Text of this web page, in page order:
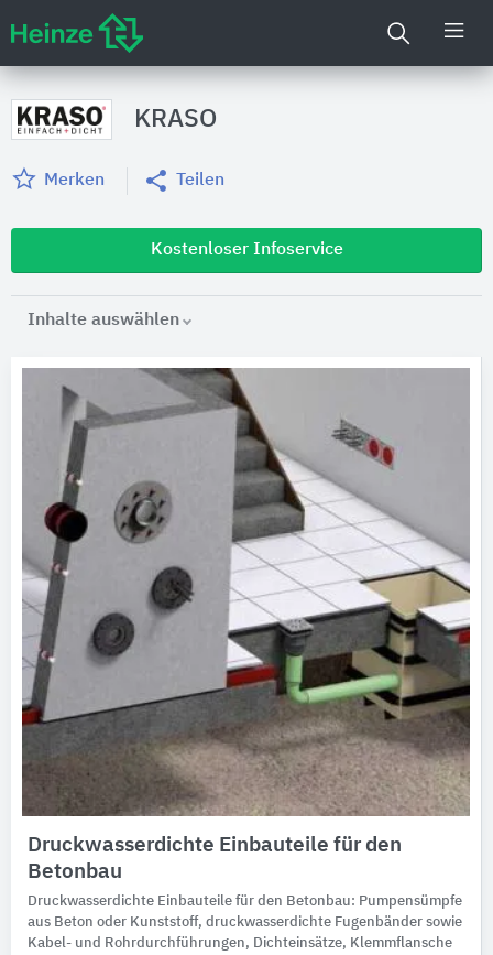
KRASO
Merken Teilen
Kostenloser Infoservice
Inhalte auswählen
Druckwasserdichte Einbauteile für den
Betonbau
Druckwasserdichte Einbauteile für den Betonbau: Pumpensümpfe
aus Beton oder Kunststoff, druckwasserdichte Fugenbänder sowie
Kabel- und Rohrdurchführungen, Dichteinsätze, Klemmflansche